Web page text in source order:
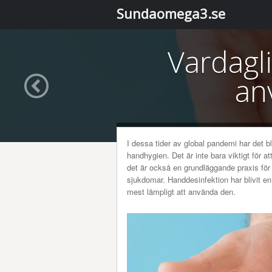
Sundaomega3.se
I dessa tider av global pandemi har det
handhygien. Det är inte bara viktigt för
det är också en grundläggande praxis
sjukdomar. Handdesinfektion har blivit
mest lämpligt att använda den.